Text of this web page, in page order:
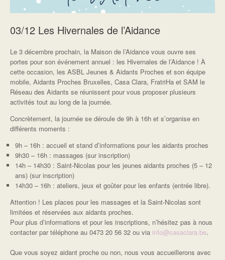
03/12 Les Hivernales de l’Aidance
Le 3 décembre prochain, la Maison de l’Aidance vous ouvre ses
portes pour son événement annuel : les Hivernales de l’Aidance ! À
cette occasion, les ASBL Jeunes & Aidants Proches et son équipe
mobile, Aidants Proches Bruxelles, Casa Clara, FratriHa et SAM le
Réseau des Aidants se réunissent pour vous proposer plusieurs
activités tout au long de la journée.
Concrètement, la journée se déroule de 9h à 16h et s’organise en
différents moments :
9h – 16h : accueil et stand d’informations pour les aidants proches
9h30 – 16h : massages (sur inscription)
14h – 14h30 : Saint-Nicolas pour les jeunes aidants proches (5 – 12
ans) (sur inscription)
14h30 – 16h : ateliers, jeux et goûter pour les enfants (entrée libre).
Attention ! Les places pour les massages et la Saint-Nicolas sont
limitées et réservées aux aidants proches.
Pour plus d’informations et pour les inscriptions, n’hésitez pas à nous
contacter par téléphone au 0473 20 56 32 ou via info@casaclara.be.
Que vous soyez aidant proche ou non, nous vous accueillerons avec